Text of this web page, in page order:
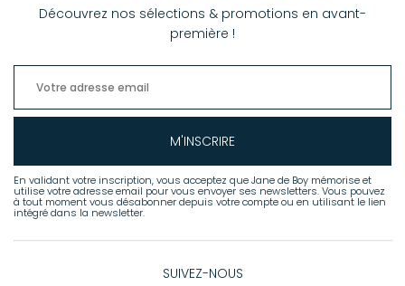
Découvrez nos sélections & promotions en avant-
première !
M'INSCRIRE
En validant votre inscription, vous acceptez que Jane de Boy mémorise et
utilise votre adresse email pour vous envoyer ses newsletters. Vous pouvez
à tout moment vous désabonner depuis votre compte ou en utilisant le lien
intégré dans la newsletter.
SUIVEZ-NOUS